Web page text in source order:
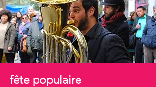
fête populaire